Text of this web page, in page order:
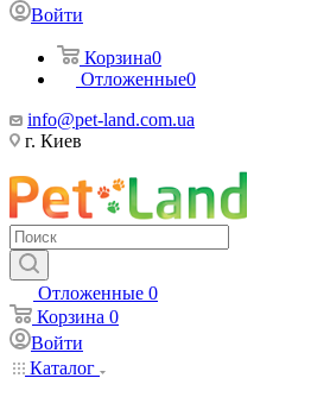
Войти
Корзина0
Отложенные0
info@pet-land.com.ua
г. Киев
Отложенные 0
Корзина 0
Войти
Каталог